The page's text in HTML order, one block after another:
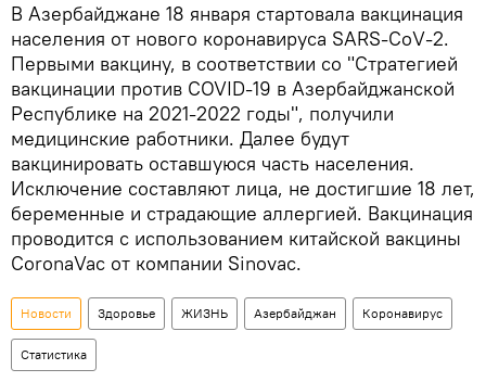
В Азербайджане 18 января стартовала вакцинация
населения от нового коронавируса SARS-CoV-2.
Первыми вакцину, в соответствии со "Стратегией
вакцинации против COVID-19 в Азербайджанской
Республике на 2021-2022 годы", получили
медицинские работники. Далее будут
вакцинировать оставшуюся часть населения.
Исключение составляют лица, не достигшие 18 лет,
беременные и страдающие аллергией. Вакцинация
проводится с использованием китайской вакцины
CoronaVac от компании Sinovac.
Новости Здоровье ЖИЗНЬ Азербайджан Коронавирус
Статистика